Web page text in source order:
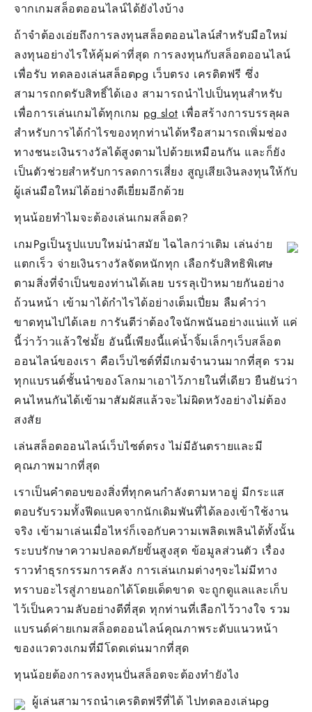
19
28
จากเกมสล็อตออนไลน์ได้ยังไงบ้าง
ถ้าจำต้องเอ่ยถึงการลงทุนสล็อตออนไลน์สำหรับมือใหม่
ลงทุนอย่างไรให้คุ้มค่าที่สุด การลงทุนกับสล็อตออนไลน์
เพื่อรับ ทดลองเล่นสล็อตpg เว็บตรง เครดิตฟรี ซึ่ง
สามารถกดรับสิทธิ์ได้เอง สามารถนำไปเป็นทุนสำหรับ
เพื่อการเล่นเกมได้ทุกเกม pg slot เพื่อสร้างการบรรลุผล
สำหรับการได้กำไรของทุกท่านได้หรือสามารถเพิ่มช่อง
ทางชนะเงินรางวัลได้สูงตามไปด้วยเหมือนกัน และก็ยัง
เป็นตัวช่วยสำหรับการลดการเสี่ยง สูญเสียเงินลงทุนให้กับ
ผู้เล่นมือใหม่ได้อย่างดีเยี่ยมอีกด้วย
ทุนน้อยทำไมจะต้องเล่นเกมสล็อต?
เกมPgเป็นรูปแบบใหม่นำสมัย ไฉไลกว่าเดิม เล่นง่าย
แตกเร็ว จ่ายเงินรางวัลจัดหนักทุก เลือกรับสิทธิพิเศษ
ตามสิ่งที่จำเป็นของท่านได้เลย บรรลุเป้าหมายกันอย่าง
ถ้วนหน้า เข้ามาได้กำไรได้อย่างเต็มเปี่ยม ลืมคำว่า
ขาดทุนไปได้เลย การันตีว่าต้องใจนักพนันอย่างแน่แท้ แค่
นี้ว่าว้าวแล้วใช่มั้ย อันนี้เพียงนี้แค่น้ำจิ้มเล็กๆเว็บสล็อต
ออนไลน์ของเรา คือเว็บไซต์ที่มีเกมจำนวนมากที่สุด รวม
ทุกแบรนด์ชั้นนำของโลกมาเอาไว้ภายในที่เดียว ยืนยันว่า
คนไหนกันได้เข้ามาสัมผัสแล้วจะไม่ผิดหวังอย่างไม่ต้อง
สงสัย
เล่นสล็อตออนไลน์เว็บไซต์ตรง ไม่มีอันตรายและมี
คุณภาพมากที่สุด
เราเป็นคำตอบของสิ่งที่ทุกคนกำลังตามหาอยู่ มีกระแส
ตอบรับรวมทั้งฟีดแบคจากนักเดิมพันที่ได้ลองเข้าใช้งาน
จริง เข้ามาเล่นเมื่อไหร่ก็เจอกับความเพลิดเพลินได้ทั้งนั้น
ระบบรักษาความปลอดภัยขั้นสูงสุด ข้อมูลส่วนตัว เรื่อง
ราวทำธุรกรรมการคลัง การเล่นเกมต่างๆจะไม่มีทาง
ทราบอะไรสู่ภายนอกได้โดยเด็ดขาด จะถูกดูแลและเก็บ
ไว้เป็นความลับอย่างดีที่สุด ทุกท่านที่เลือกไว้วางใจ รวม
แบรนด์ค่ายเกมสล็อตออนไลน์คุณภาพระดับแนวหน้า
ของแวดวงเกมที่มีโดดเด่นมากที่สุด
ทุนน้อยต้องการลงทุนปั่นสล็อตจะต้องทำยังไง
ผู้เล่นสามารถนำเครดิตฟรีที่ได้ ไปทดลองเล่นpg